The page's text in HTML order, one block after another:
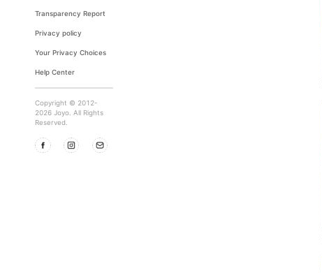
Transparency Report
Privacy policy
Your Privacy Choices
Help Center
Copyright © 2012-
2026 Joyo. All Rights
Reserved.